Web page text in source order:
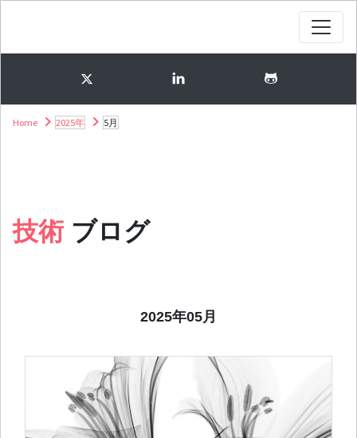
Home 2025年 5月
技術 ブログ
2025年05月